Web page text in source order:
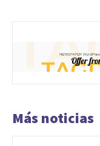
Más noticias